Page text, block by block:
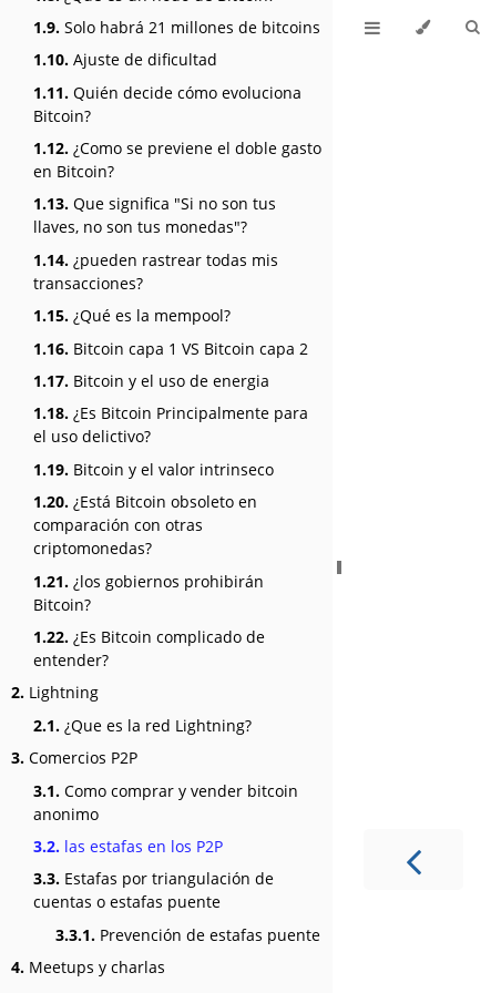
1.9. Solo habrá 21 millones de bitcoins
1.10. Ajuste de dificultad
1.11. Quién decide cómo evoluciona
Bitcoin?
1.12. ¿Como se previene el doble gasto
en Bitcoin?
1.13. Que significa "Si no son tus
llaves, no son tus monedas"?
1.14. ¿pueden rastrear todas mis
transacciones?
1.15. ¿Qué es la mempool?
1.16. Bitcoin capa 1 VS Bitcoin capa 2
1.17. Bitcoin y el uso de energia
1.18. ¿Es Bitcoin Principalmente para
el uso delictivo?
1.19. Bitcoin y el valor intrinseco
1.20. ¿Está Bitcoin obsoleto en
comparación con otras
criptomonedas?
1.21. ¿los gobiernos prohibirán
Bitcoin?
1.22. ¿Es Bitcoin complicado de
entender?
2. Lightning
2.1. ¿Que es la red Lightning?
3. Comercios P2P
3.1. Como comprar y vender bitcoin
anonimo
3.2. las estafas en los P2P
3.3. Estafas por triangulación de
cuentas o estafas puente
3.3.1. Prevención de estafas puente
4. Meetups y charlas